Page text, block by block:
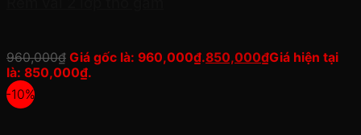
960,000₫ Giá gốc là: 960,000₫.850,000₫Giá hiện tại
là: 850,000₫.
-10%